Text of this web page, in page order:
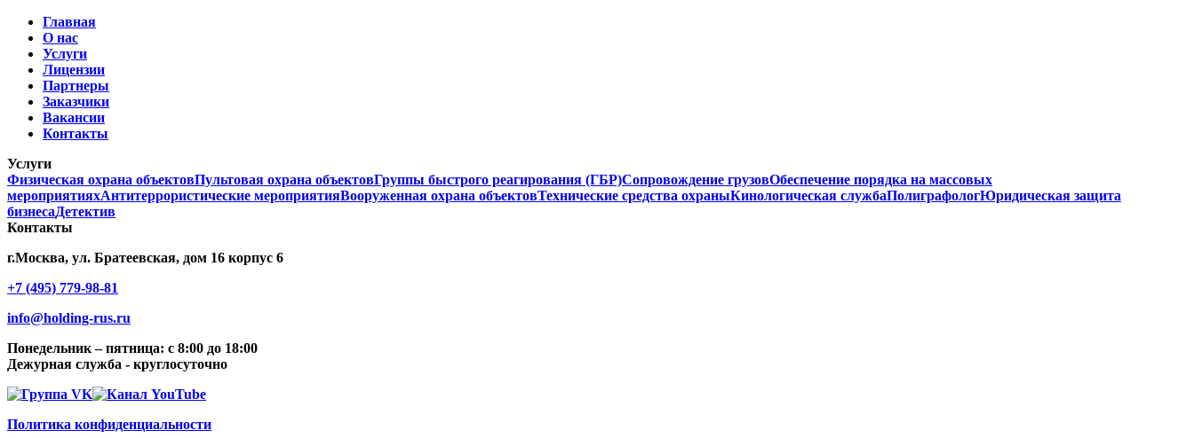
Главная
О нас
Услуги
Лицензии
Партнеры
Заказчики
Вакансии
Контакты
Услуги
Физическая охрана объектовПультовая охрана объектовГруппы быстрого реагирования (ГБР)Сопровождение грузовОбеспечение порядка на массовых
мероприятияхАнтитеррористические мероприятияВооруженная охрана объектовТехнические средства охраныКинологическая службаПолиграфологЮридическая защита
бизнесаДетектив
Контакты
г.Москва, ул. Братеевская, дом 16 корпус 6
+7 (495) 779-98-81
info@holding-rus.ru
Понедельник – пятница: с 8:00 до 18:00
Дежурная служба - круглосуточно
Политика конфиденциальности